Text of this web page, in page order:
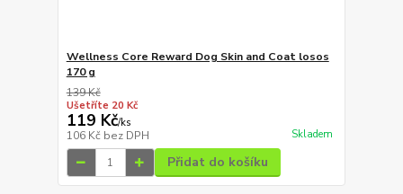
Wellness Core Reward Dog Skin and Coat losos
170 g
139 Kč
Ušetříte 20 Kč
119 Kč/ks
106 Kč bez DPH Skladem
Přidat do košíku